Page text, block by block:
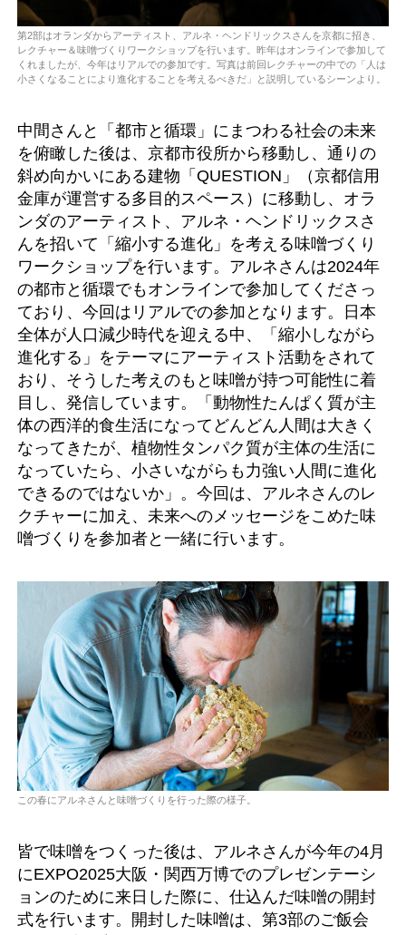
第2部はオランダからアーティスト、アルネ・ヘンドリックスさんを京都に招き、
レクチャー＆味噌づくりワークショップを行います。昨年はオンラインで参加して
くれましたが、今年はリアルでの参加です。写真は前回レクチャーの中での「人は
小さくなることにより進化することを考えるべきだ」と説明しているシーンより。
中間さんと「都市と循環」にまつわる社会の未来
を俯瞰した後は、京都市役所から移動し、通りの
斜め向かいにある建物「QUESTION」（京都信用
金庫が運営する多目的スペース）に移動し、オラ
ンダのアーティスト、アルネ・ヘンドリックスさ
んを招いて「縮小する進化」を考える味噌づくり
ワークショップを行います。アルネさんは2024年
の都市と循環でもオンラインで参加してくださっ
ており、今回はリアルでの参加となります。日本
全体が人口減少時代を迎える中、「縮小しながら
進化する」をテーマにアーティスト活動をされて
おり、そうした考えのもと味噌が持つ可能性に着
目し、発信しています。「動物性たんぱく質が主
体の西洋的食生活になってどんどん人間は大きく
なってきたが、植物性タンパク質が主体の生活に
なっていたら、小さいながらも力強い人間に進化
できるのではないか」。今回は、アルネさんのレ
クチャーに加え、未来へのメッセージをこめた味
噌づくりを参加者と一緒に行います。
この春にアルネさんと味噌づくりを行った際の様子。
皆で味噌をつくった後は、アルネさんが今年の4月
にEXPO2025大阪・関西万博でのプレゼンテーシ
ョンのために来日した際に、仕込んだ味噌の開封
式を行います。開封した味噌は、第3部のご飯会